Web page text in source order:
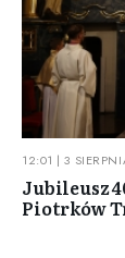
12:01 | 3
Jubileusz
Piotrków